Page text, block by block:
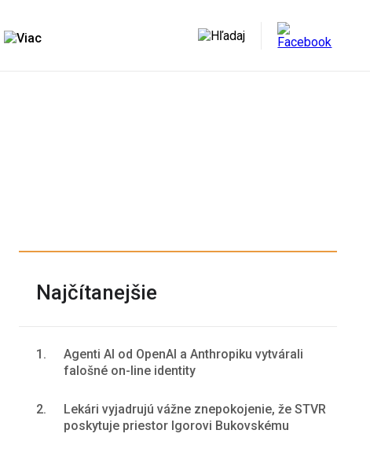
Najčítanejšie
1.
Agenti AI od OpenAI a Anthropiku vytvárali
falošné on-line identity
2.
Lekári vyjadrujú vážne znepokojenie, že STVR
poskytuje priestor Igorovi Bukovskému